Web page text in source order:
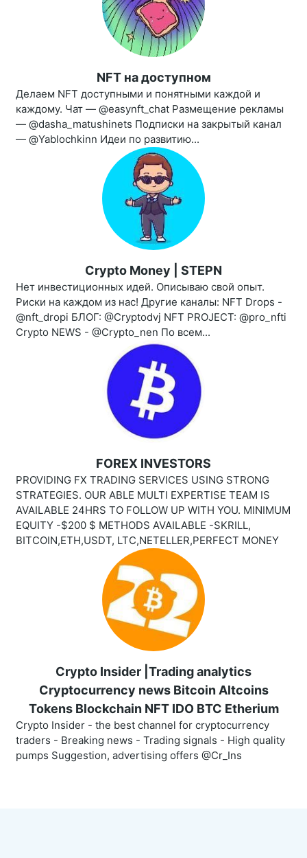
NFT на доступном
Делаем NFT доступными и понятными каждой и
каждому. Чат — @easynft_chat Размещение рекламы
— @dasha_matushinets Подписки на закрытый канал
— @Yablochkinn Идеи по развитию...
Crypto Money | STEPN
Нет инвестиционных идей. Описываю свой опыт.
Риски на каждом из нас! Другие каналы: NFT Drops -
@nft_dropi БЛОГ: @Cryptodvj NFT PROJECT: @pro_nfti
Crypto NEWS - @Crypto_nen По всем...
FOREX INVESTORS
PROVIDING FX TRADING SERVICES USING STRONG
STRATEGIES. OUR ABLE MULTI EXPERTISE TEAM IS
AVAILABLE 24HRS TO FOLLOW UP WITH YOU. MINIMUM
EQUITY -$200 $ METHODS AVAILABLE -SKRILL,
BITCOIN,ETH,USDT, LTC,NETELLER,PERFECT MONEY
Crypto Insider |Trading analytics
Cryptocurrency news Bitcoin Altcoins
Tokens Blockchain NFT IDO BTC Etherium
Crypto Insider - the best channel for cryptocurrency
traders - Breaking news - Trading signals - High quality
pumps Suggestion, advertising offers @Cr_Ins